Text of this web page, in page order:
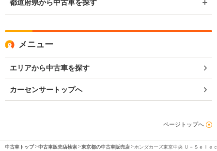
都道府県から中古車を探す
メニュー
エリアから中古車を探す
カーセンサートップへ
ページトップへ
中古車トップ 中古車販売店検索 東京都の中古車販売店 ホンダカーズ東京中央 Ｕ－Ｓｅｌｅ